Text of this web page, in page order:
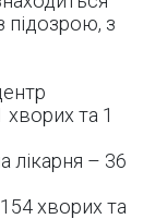
підозрою, з
хворих та 1
лікарня – 36
хворих та